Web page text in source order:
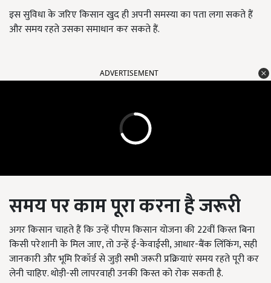
इस सुविधा के जरिए किसान खुद ही अपनी समस्या का पता लगा सकते हैं
और समय रहते उसका समाधान कर सकते हैं.
ADVERTISEMENT
समय पर काम पूरा करना है जरूरी
अगर किसान चाहते हैं कि उन्हें पीएम किसान योजना की 22वीं किस्त बिना
किसी परेशानी के मिल जाए, तो उन्हें ई-केवाईसी, आधार-बैंक लिंकिंग, सही
जानकारी और भूमि रिकॉर्ड से जुड़ी सभी जरूरी प्रक्रियाएं समय रहते पूरी कर
लेनी चाहिए. थोड़ी-सी लापरवाही उनकी किस्त को रोक सकती है.